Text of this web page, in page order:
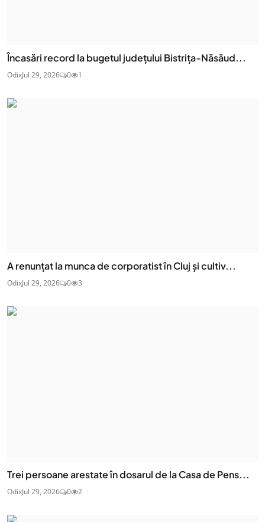
Încasări record la bugetul județului Bistrița-Năsăud...
OdixJul 29, 2026 0 1
A renunțat la munca de corporatist în Cluj și cultiv...
OdixJul 29, 2026 0 3
Trei persoane arestate în dosarul de la Casa de Pens...
OdixJul 29, 2026 0 2